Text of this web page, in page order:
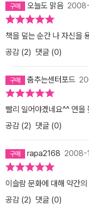
오늘도 맑음
책을 덮는 순간 나 자신을
공감 (2) 댓글 (0)
춤추는센터포드
빨리 일어야겠네요^^ 연을
공감 (2) 댓글 (0)
rapa2168 2008-
이슬람 문화에 대해 약간
공감 (2) 댓글 (0)